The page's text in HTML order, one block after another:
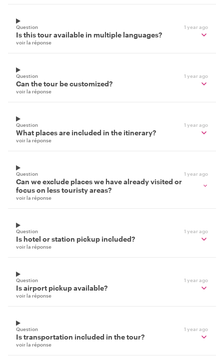
Question 1 year ago
Is this tour available in multiple languages?
voir la réponse
Question 1 year ago
Can the tour be customized?
voir la réponse
Question 1 year ago
What places are included in the itinerary?
voir la réponse
Question 1 year ago
Can we exclude places we have already visited or
focus on less touristy areas?
voir la réponse
Question 1 year ago
Is hotel or station pickup included?
voir la réponse
Question 1 year ago
Is airport pickup available?
voir la réponse
Question 1 year ago
Is transportation included in the tour?
voir la réponse